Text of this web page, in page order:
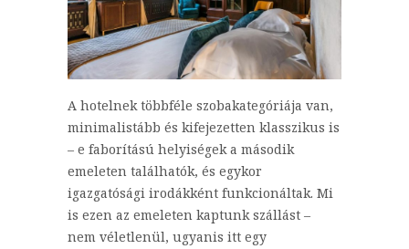
A hotelnek többféle szobakategóriája van,
minimalistább és kifejezetten klasszikus is
– e faborítású helyiségek a második
emeleten találhatók, és egykor
igazgatósági irodákként funkcionáltak. Mi
is ezen az emeleten kaptunk szállást –
nem véletlenül, ugyanis itt egy